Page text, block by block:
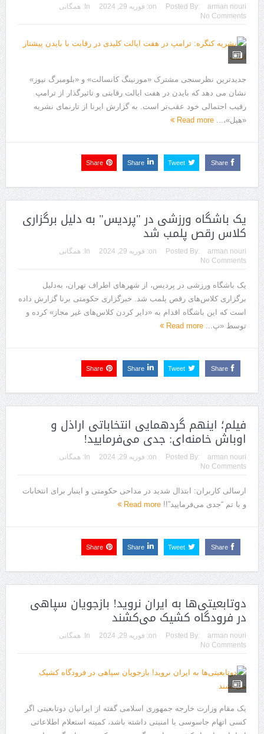
Posted By: arman nouri
on: فوریه 29, 2024 In: همگانی
No Comments
جدیدترین نظرسنجی مشترک «مورنینگ کانسالت» و «بلومبرگ نیوز»
نشان می دهد که بایدن ‌در هفت ایالت رقابتی و تاثیرگذار از ترامپ
‌رقیب احتمالی خود عقب‌تر است. به گزارش ایرنا از تارنمای نشریه
«هیل»،... Read more
Share
Tweet
Share
Share
یک باشگاه ورزشی در "پردیس" به‌ دلیل برگزاری
کلاس‌ رقص پلمب شد
Posted By: arman nouri
on: فوریه 29, 2024 In: همگانی
No Comments
یک باشگاه ورزشی در پردیس، از شهرهای اطراف تهران، به‌دلیل
برگزاری کلاس‌های رقص پلمب شد. خبرگزاری حکومتی برنا گزارش داده
است که این باشگاه اقدام به «دایر کردن کلاس‌های غیر مجاز» کرده و
توسط «پ... Read more
Share
Tweet
Share
Share
فیلم؛ اینهم گردهمایی انتخاباتی اراذل و
اوباش خامنه‌ای: جدی می‌فرمایید!
Posted By: arman nouri
on: فوریه 29, 2024 In:
همگانی
No Comments
ارسالی کاربران: ابتذال شدید در مداحی حکومتی و اینبار برای انتخابات
و با تم “جدی می‌فرمایید”!! Read more
Share
Tweet
Share
Share
دوتابعیتی‌ها به ایران نروید! بازجویان سپاهی
در فرودگاه کشیک می‌کشند
Posted By: arman nouri
on: فوریه 29, 2024 In:
همگانی
No Comments
یک مقام وزارت خارجه جمهوری اسلامی گفته از ایرانیان دو‌تابعیتی اگر
کسی اتهام جاسوسی یا امنیتی داشته باشد، کمیته استعلام اطلاعاتی